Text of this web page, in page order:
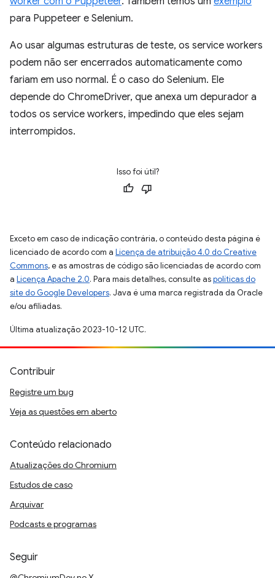
para Puppeteer e Selenium.
Ao usar algumas estruturas de teste, os service workers
podem não ser encerrados automaticamente como
fariam em uso normal. É o caso do Selenium. Ele
depende do ChromeDriver, que anexa um depurador a
todos os service workers, impedindo que eles sejam
interrompidos.
Isso foi útil?
Exceto em caso de indicação contrária, o conteúdo desta página é
licenciado de acordo com a Licença de atribuição 4.0 do Creative
Commons, e as amostras de código são licenciadas de acordo com
a Licença Apache 2.0. Para mais detalhes, consulte aspolíticas do
site do Google Developers. Java é uma marca registrada da Oracle
e/ou afiliadas.
Última atualização 2023-10-12 UTC.
Contribuir
Registre um bug
Veja as questões em aberto
Conteúdo relacionado
Atualizações do Chromium
Estudos de caso
Arquivar
Podcasts e programas
Seguir